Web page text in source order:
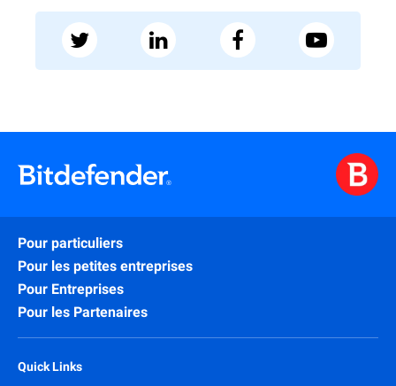
Pour particuliers
Pour les petites entreprises
Pour Entreprises
Pour les Partenaires
Quick Links